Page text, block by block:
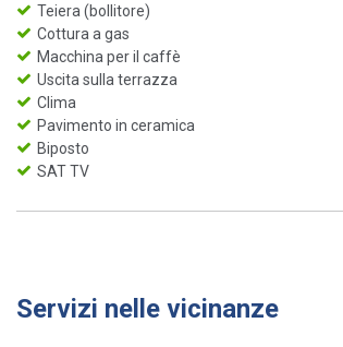
Teiera (bollitore)
Cottura a gas
Macchina per il caffè
Uscita sulla terrazza
Clima
Pavimento in ceramica
Biposto
SAT TV
Servizi nelle vicinanze